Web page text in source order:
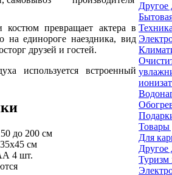
костюм превращает актера в
на единороге наездника, вид
друзей и гостей.
используется встроенный
до 200 см
см
4 шт.
Другое
Товары
Для
Другое
Туризм